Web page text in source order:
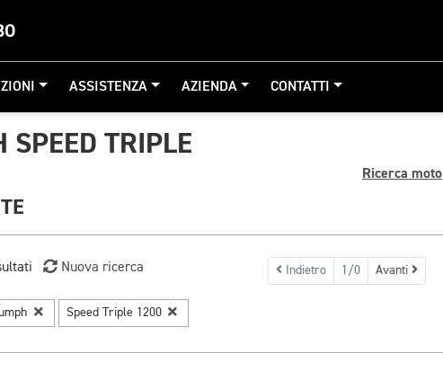
ASSISTENZA AZIENDA CONTATTI
SPEED TRIPLE
Ricerca moto
Nuova ricerca Indietro 1/0 Avanti
Speed Triple 1200